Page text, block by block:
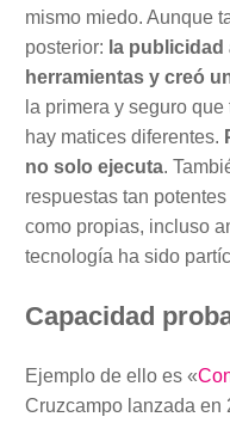
mismo miedo. Aunque
posterior: la
herramientas y creó
la primera y seguro
hay matices diferentes.
no solo ejecuta.
respuestas tan
como propias, incluso
tecnología ha sido
Capacidad
Ejemplo de ello es «
Cruzcampo lanzada en